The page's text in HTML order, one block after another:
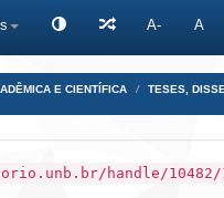
A- A
E CIENTÍFICA TESES,
handle/10482/